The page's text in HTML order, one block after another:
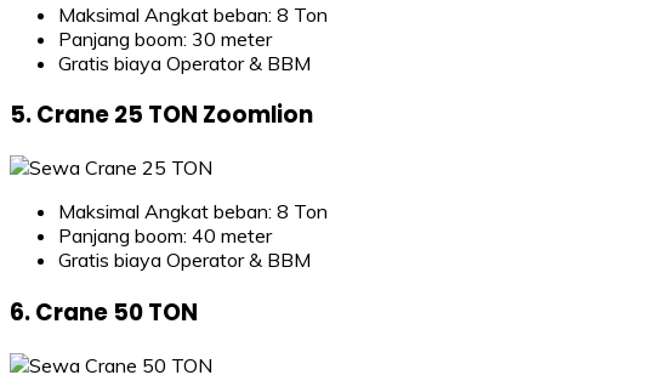
Maksimal Angkat beban: 8 Ton
Panjang boom: 30 meter
Gratis biaya Operator & BBM
5. Crane 25 TON Zoomlion
Maksimal Angkat beban: 8 Ton
Panjang boom: 40 meter
Gratis biaya Operator & BBM
6. Crane 50 TON